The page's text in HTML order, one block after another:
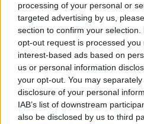
processing of your personal or
targeted advertising by us,
section to confirm your
opt-out request is processed you
interest-based ads based on
us or personal information
your opt-out. You may
disclosure of your personal
IAB’s list of downstream
also be disclosed by us to third
1